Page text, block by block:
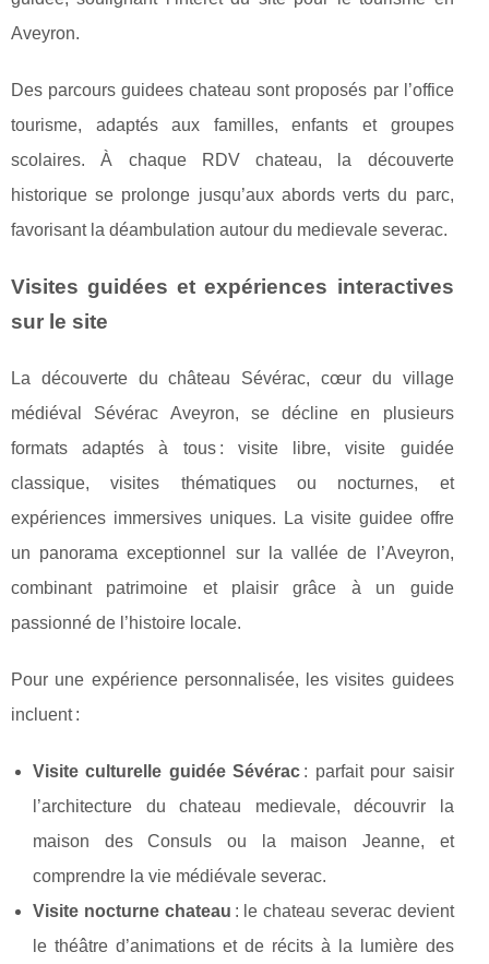
Aveyron.
Des parcours guidees chateau sont proposés par l’office
tourisme, adaptés aux familles, enfants et groupes
scolaires. À chaque RDV chateau, la découverte
historique se prolonge jusqu’aux abords verts du parc,
favorisant la déambulation autour du medievale severac.
Visites guidées et expériences interactives
sur le site
La découverte du château Sévérac, cœur du village
médiéval Sévérac Aveyron, se décline en plusieurs
formats adaptés à tous : visite libre, visite guidée
classique, visites thématiques ou nocturnes, et
expériences immersives uniques. La visite guidee offre
un panorama exceptionnel sur la vallée de l’Aveyron,
combinant patrimoine et plaisir grâce à un guide
passionné de l’histoire locale.
Pour une expérience personnalisée, les visites guidees
incluent :
Visite culturelle guidée Sévérac : parfait pour saisir
l’architecture du chateau medievale, découvrir la
maison des Consuls ou la maison Jeanne, et
comprendre la vie médiévale severac.
Visite nocturne chateau : le chateau severac devient
le théâtre d’animations et de récits à la lumière des